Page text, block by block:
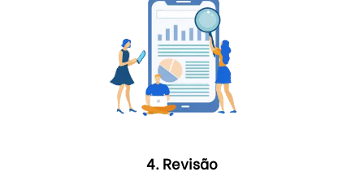
4. Revisão